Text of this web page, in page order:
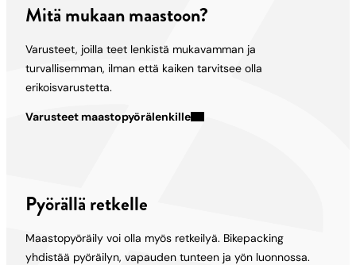
Mitä mukaan maastoon?
Varusteet, joilla teet lenkistä mukavamman ja
turvallisemman, ilman että kaiken tarvitsee olla
erikoisvarustetta.
Varusteet maastopyörälenkille
Pyörällä retkelle
Maastopyöräily voi olla myös retkeilyä. Bikepacking
yhdistää pyöräilyn, vapauden tunteen ja yön luonnossa.